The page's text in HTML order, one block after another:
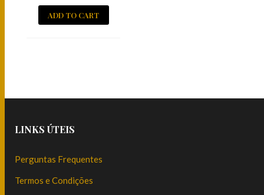
ADD TO CART
LINKS ÚTEIS
Perguntas Frequentes
Termos e Condições